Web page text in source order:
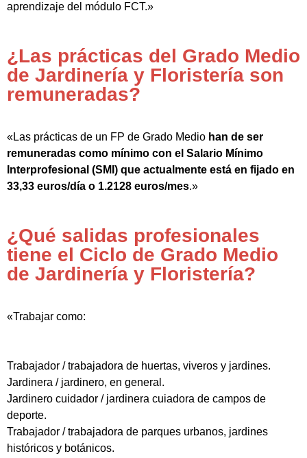
aprendizaje del módulo FCT.»
¿Las prácticas del Grado Medio
de Jardinería y Floristería son
remuneradas?
«Las prácticas de un FP de Grado Medio han de ser
remuneradas como mínimo con el Salario Mínimo
Interprofesional (SMI) que actualmente está en fijado en
33,33 euros/día o 1.2128 euros/mes.»
¿Qué salidas profesionales
tiene el Ciclo de Grado Medio
de Jardinería y Floristería?
«Trabajar como:
Trabajador / trabajadora de huertas, viveros y jardines.
Jardinera / jardinero, en general.
Jardinero cuidador / jardinera cuiadora de campos de
deporte.
Trabajador / trabajadora de parques urbanos, jardines
históricos y botánicos.